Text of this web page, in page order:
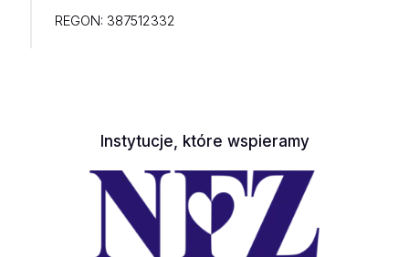
REGON: 387512332
Instytucje, które wspieramy